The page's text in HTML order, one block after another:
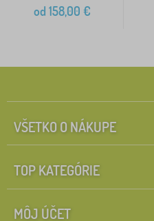
od 158,00 €
VŠETKO O NÁKUPE
TOP KATEGÓRIE
MÔJ ÚČET